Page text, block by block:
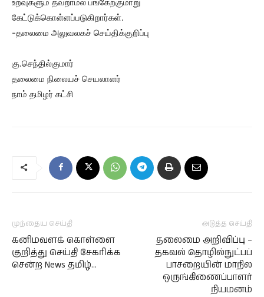
கேட்டுக்கொள்ளப்படுகிறார்கள்.
-தலைமை அலுவலகச் செய்திக்குறிப்பு
கு.செந்தில்குமார்
தலைமை நிலையச் செயலாளர்
நாம் தமிழர் கட்சி
முந்தைய செய்தி
கனிமவளக் கொள்ளை
குறித்து செய்தி சேகரிக்க
சென்ற News தமிழ்…
அடுத்த செய்தி
தலைமை அறிவிப்பு –
தகவல் தொழில்நுட்பப்
பாசறையின் மாநில
ஒருங்கிணைப்பாளர்
நியமனம்